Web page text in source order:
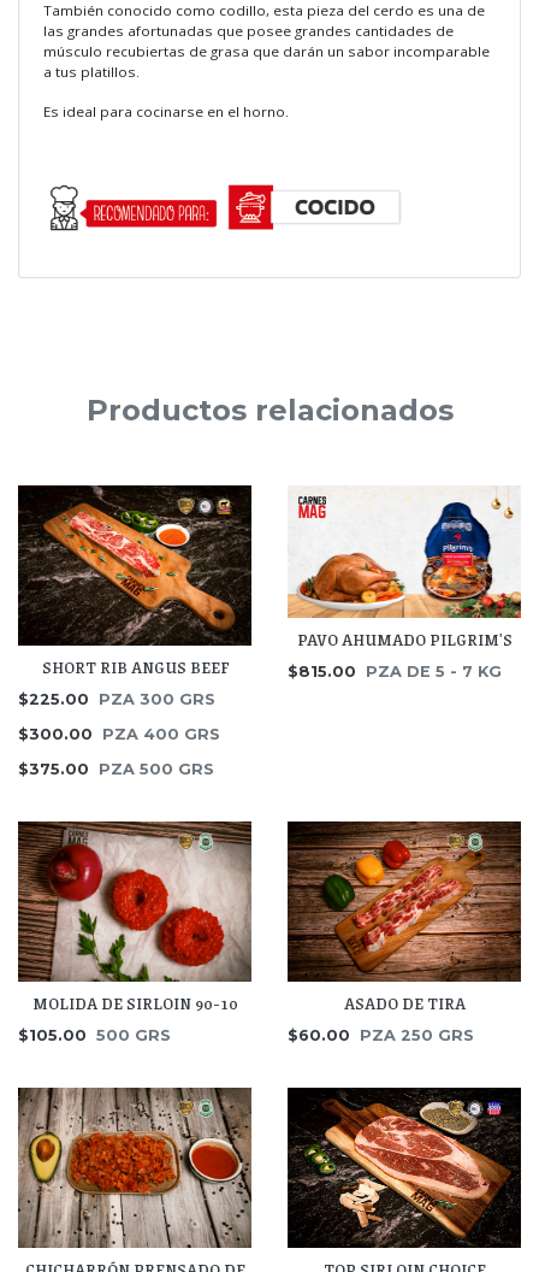
También conocido como codillo, esta pieza del cerdo es una de
las grandes afortunadas que posee grandes cantidades de
músculo recubiertas de grasa que darán un sabor incomparable
a tus platillos.
Es ideal para cocinarse en el horno.
Productos relacionados
SHORT RIB ANGUS BEEF
$225.00
PZA 300 GRS
$300.00
PZA 400 GRS
$375.00
PZA 500 GRS
PAVO AHUMADO PILGRIM'S
$815.00 PZA DE 5 - 7 KG
MOLIDA DE SIRLOIN 90-10
$105.00 500 GRS
ASADO DE TIRA
$60.00 PZA 250 GRS